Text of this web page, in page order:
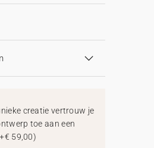
creatie vertrouw je
toe aan een
+€ 59,00)